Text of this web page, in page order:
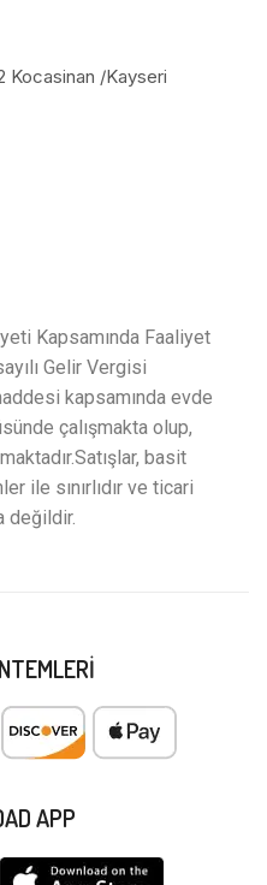
Kocasinan /Kayseri
Kapsamında Faaliyet
Gelir Vergisi
kapsamında evde
çalışmakta olup,
basit
ile sınırlıdır ve ticari
değildir.
APP